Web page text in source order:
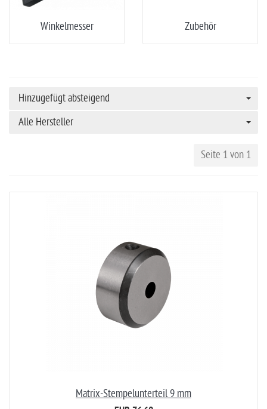
Winkelmesser Zubehör
Hinzugefügt absteigend
Alle Hersteller
Seite 1 von 1
Matrix-Stempelunterteil 9 mm